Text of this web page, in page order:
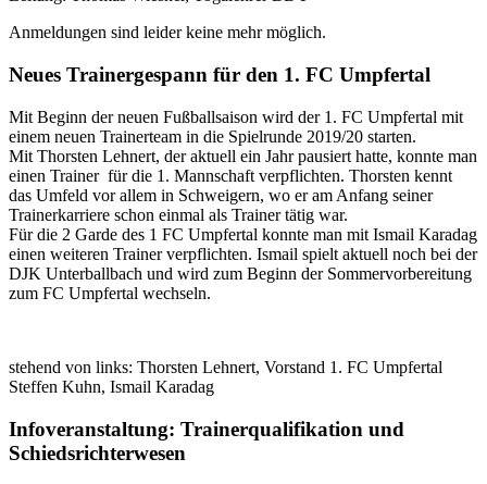
Anmeldungen sind leider keine mehr möglich.
Neues Trainergespann für den 1. FC Umpfertal
Mit Beginn der neuen Fußballsaison wird der 1. FC Umpfertal mit
einem neuen Trainerteam in die Spielrunde 2019/20 starten.
Mit Thorsten Lehnert, der aktuell ein Jahr pausiert hatte, konnte man
einen Trainer für die 1. Mannschaft verpflichten. Thorsten kennt
das Umfeld vor allem in Schweigern, wo er am Anfang seiner
Trainerkarriere schon einmal als Trainer tätig war.
Für die 2 Garde des 1 FC Umpfertal konnte man mit Ismail Karadag
einen weiteren Trainer verpflichten. Ismail spielt aktuell noch bei der
DJK Unterballbach und wird zum Beginn der Sommervorbereitung
zum FC Umpfertal wechseln.
stehend von links: Thorsten Lehnert, Vorstand 1. FC Umpfertal
Steffen Kuhn, Ismail Karadag
Infoveranstaltung: Trainerqualifikation und
Schiedsrichterwesen